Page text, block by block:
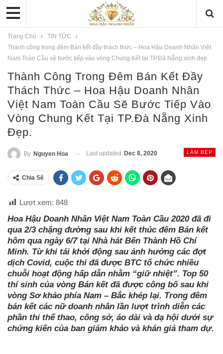
Trang Chủ
TIN TỨC
Thành công trong đêm Bán kết đầy thách thức – Hoa Hậu Doanh Nhân Việt
Nam Toàn Cầu sẽ bước tiếp vào vòng Chung Kết tại TP.Đà Nẵng xinh đẹp.
Thành Công Trong Đêm Bán Kết Đầy
Thách Thức – Hoa Hậu Doanh Nhân
Việt Nam Toàn Cầu Sẽ Bước Tiếp Vào
Vòng Chung Kết Tại TP.Đà Nẵng Xinh
Đẹp.
LÀM ĐẸP
By Nguyen Hoa Last updated Dec 8, 2020
Chia Sẽ
Lượt xem: 848
Hoa Hậu Doanh Nhân Việt Nam Toàn Cầu 2020 đã đi
qua 2/3 chặng đường sau khi kết thúc đêm Bán kết
hôm qua ngày 6/7 tại Nhà hát Bến Thành Hồ Chí
Minh. Từ khi tái khởi động sau ảnh hưởng các đợt
dịch Covid, cuộc thi đã được BTC tổ chức nhiều
chuỗi hoạt động hấp dẫn nhằm “giữ nhiệt”. Top 50
thí sinh của vòng Bán kết đã được công bố sau khi
vòng Sơ khảo phía Nam – Bắc khép lại. Trong đêm
bán kết các nữ doanh nhân lần lượt trình diễn các
phần thi thể thao, công sở, áo dài và dạ hội dưới sự
chứng kiến của ban giám khảo và khán giả tham dự.